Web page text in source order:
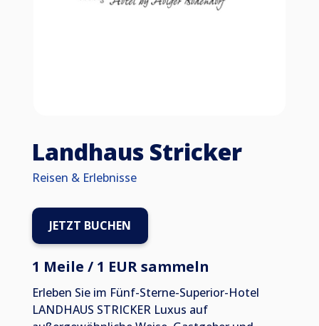
Landhaus Stricker
Reisen & Erlebnisse
JETZT BUCHEN
1 Meile / 1 EUR sammeln
Erleben Sie im Fünf-Sterne-Superior-Hotel
LANDHAUS STRICKER Luxus auf